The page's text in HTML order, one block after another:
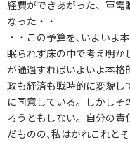
経費ができあがった、軍需
なった・・
・・この予算を､いよいよ
眠られず床の中で考え明か
が通過すればいよいよ本格
政も経済も戦時的に変貌し
に同意している。しかしそ
ろうともしない。自分の
だものの､私はかれこれと